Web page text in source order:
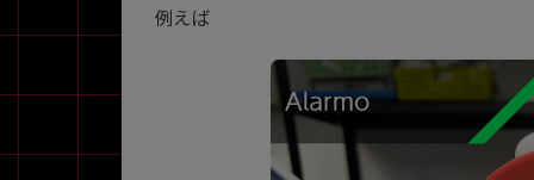
例えば